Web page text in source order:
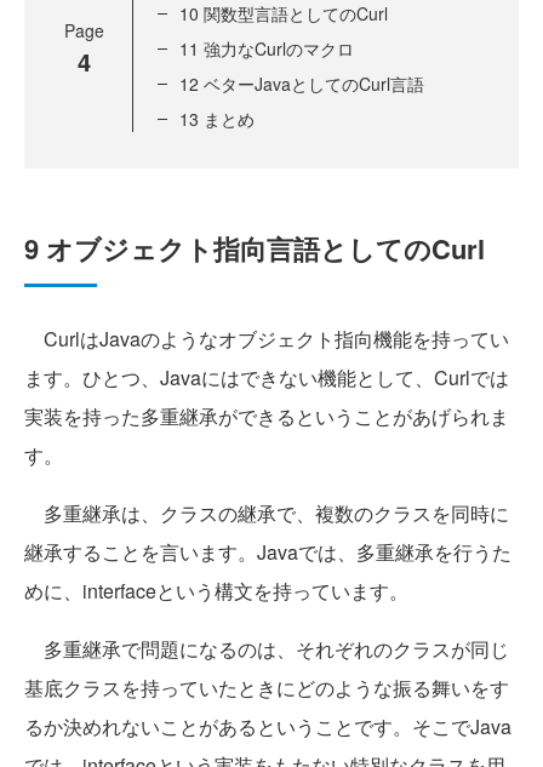
Page
4
10 関数型言語としてのCurl
11 強力なCurlのマクロ
12 ベターJavaとしてのCurl言語
13 まとめ
9 オブジェクト指向言語としてのCurl
CurlはJavaのようなオブジェクト指向機能を持ってい
ます。ひとつ、Javaにはできない機能として、Curlでは
実装を持った多重継承ができるということがあげられま
す。
多重継承は、クラスの継承で、複数のクラスを同時に
継承することを言います。Javaでは、多重継承を行うた
めに、interfaceという構文を持っています。
多重継承で問題になるのは、それぞれのクラスが同じ
基底クラスを持っていたときにどのような振る舞いをす
るか決めれないことがあるということです。そこでJava